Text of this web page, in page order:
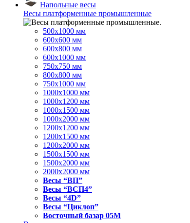
Напольные весы
Весы платформенные промышленные
500x1000 мм
600x600 мм
600x800 мм
600x1000 мм
750x750 мм
800x800 мм
750x1000 мм
1000x1000 мм
1000x1200 мм
1000x1500 мм
1000x2000 мм
1200x1200 мм
1200x1500 мм
1200x2000 мм
1500x1500 мм
1500x2000 мм
2000x2000 мм
Весы “ВП”
Весы “ВСП4”
Весы “4D”
Весы “Циклоп”
Восточный базар 05M